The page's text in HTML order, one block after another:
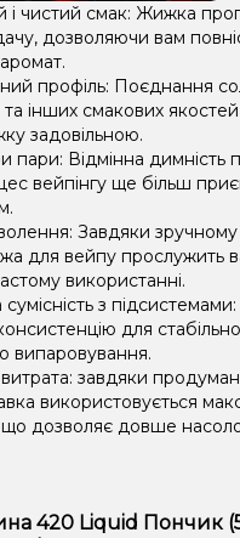
і чистий смак: Жижка
дозволяючи вам
профіль: Поєднання
та інших смакових
задовільною.
пари: Відмінна димність
вейпінгу ще більш
Завдяки
для вейпу прослужить
використанні.
з
для
випаровування.
завдяки
використовується
дозволяє довше
420 Liquid Пончик